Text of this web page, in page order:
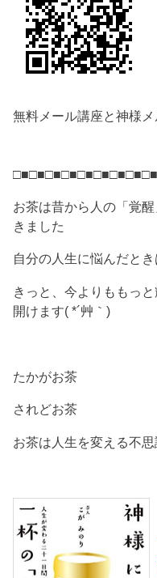
無料メール講座と神様
お茶は昔から人の「覚
きました
自分の人生に悩んだと
きっと、今よりももっ
開けます( *´艸｀)
たかがお茶
されどお茶
お茶は人生を変える不